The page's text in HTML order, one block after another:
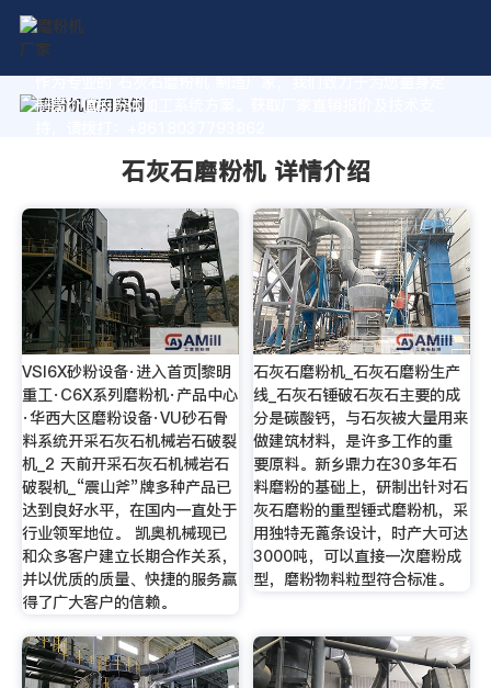
作为专业的 石灰石磨粉机 制造厂家，我们致力于为您量身定
制高价值的粉体加工系统方案。获取厂家直销报价及技术支
石灰石磨粉机 详情介绍
VSI6X砂粉设备·进入首页|黎明
重工·C6X系列磨粉机·产品中心
·华西大区磨粉设备·VU砂石骨
料系统开采石灰石机械岩石破裂
机_2 天前开采石灰石机械岩石
破裂机_“震山斧”牌多种产品已
达到良好水平，在国内一直处于
行业领军地位。 凯奥机械现已
和众多客户建立长期合作关系，
并以优质的质量、快捷的服务赢
得了广大客户的信赖。
石灰石磨粉机_石灰石磨粉生产
线_石灰石锤破石灰石主要的成
分是碳酸钙，与石灰被大量用来
做建筑材料，是许多工作的重
要原料。新乡鼎力在30多年石
料磨粉的基础上，研制出针对石
灰石磨粉的重型锤式磨粉机，采
用独特无蓖条设计，时产大可达
3000吨，可以直接一次磨粉成
型，磨粉物料粒型符合标准。